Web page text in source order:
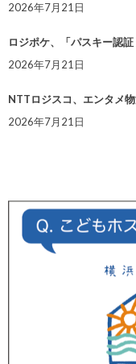
2026年7月21日
ロジポケ、「パスキー認
2026年7月21日
NTTロジスコ、エンタメ
2026年7月21日